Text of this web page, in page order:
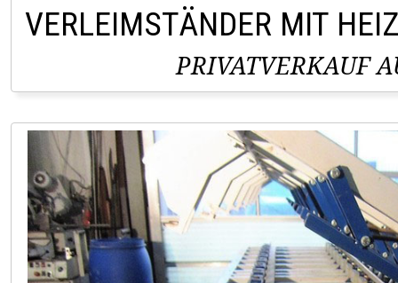
VERLEIMSTÄNDER MIT
PRIVATVERKAUF